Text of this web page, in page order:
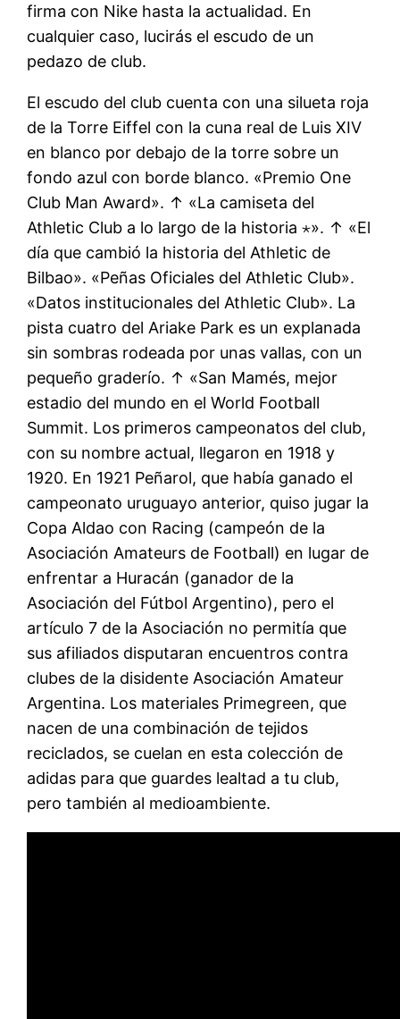
firma con Nike hasta la actualidad. En
cualquier caso, lucirás el escudo de un
pedazo de club.
El escudo del club cuenta con una silueta roja
de la Torre Eiffel con la cuna real de Luis XIV
en blanco por debajo de la torre sobre un
fondo azul con borde blanco. «Premio One
Club Man Award». ↑ «La camiseta del
Athletic Club a lo largo de la historia ⋆». ↑ «El
día que cambió la historia del Athletic de
Bilbao». «Peñas Oficiales del Athletic Club».
«Datos institucionales del Athletic Club». La
pista cuatro del Ariake Park es un explanada
sin sombras rodeada por unas vallas, con un
pequeño graderío. ↑ «San Mamés, mejor
estadio del mundo en el World Football
Summit. Los primeros campeonatos del club,
con su nombre actual, llegaron en 1918 y
1920. En 1921 Peñarol, que había ganado el
campeonato uruguayo anterior, quiso jugar la
Copa Aldao con Racing (campeón de la
Asociación Amateurs de Football) en lugar de
enfrentar a Huracán (ganador de la
Asociación del Fútbol Argentino), pero el
artículo 7 de la Asociación no permitía que
sus afiliados disputaran encuentros contra
clubes de la disidente Asociación Amateur
Argentina. Los materiales Primegreen, que
nacen de una combinación de tejidos
reciclados, se cuelan en esta colección de
adidas para que guardes lealtad a tu club,
pero también al medioambiente.